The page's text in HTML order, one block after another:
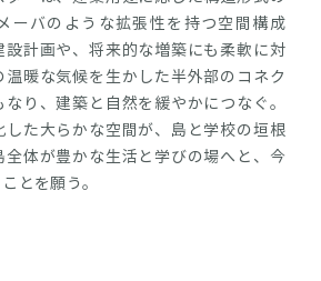
ーバのような拡張性を持つ空間構成
設計画や、将来的な増築にも柔軟に対
暖な気候を生かした半外部のコネク
り、建築と自然を緩やかにつなぐ。
した大らかな空間が、島と学校の垣根
全体が豊かな生活と学びの場へと、今
とを願う。